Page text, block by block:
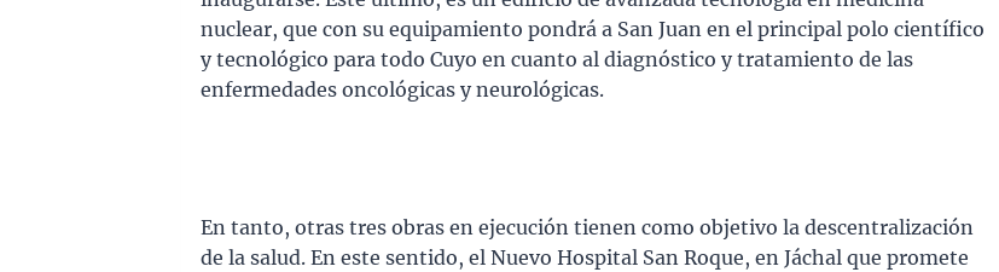
nuclear, que con su equipamiento pondrá a San Juan en el principal polo científico
y tecnológico para todo Cuyo en cuanto al diagnóstico y tratamiento de las
enfermedades oncológicas y neurológicas.
En tanto, otras tres obras en ejecución tienen como objetivo la descentralización
de la salud. En este sentido, el Nuevo Hospital San Roque, en Jáchal que promete